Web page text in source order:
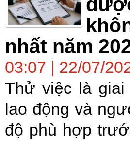
nhất năm
03:07 | 22/07/
Thử việc là
lao động và
độ phù hợp